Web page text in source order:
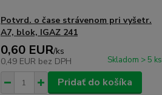
Potvrd. o čase strávenom pri vyšetr.
A7, blok, IGAZ 241
0,60 EUR/ks
0,49 EUR bez DPH Skladom > 5 ks
Pridať do košíka